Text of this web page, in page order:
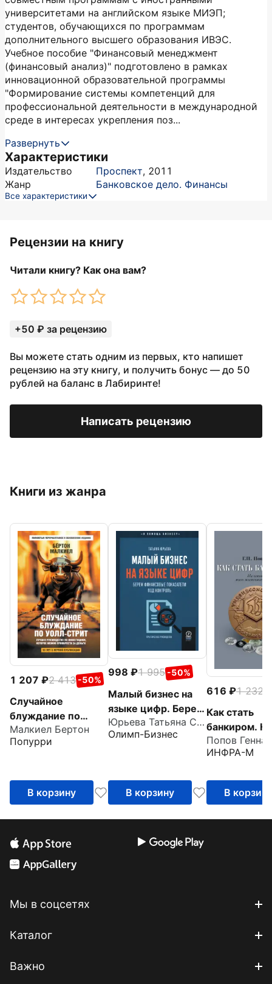
университетами на английском языке МИЭП;
студентов, обучающихся по программам
дополнительного высшего образования ИВЭС.
Учебное пособие "Финансовый менеджмент
(финансовый анализ)" подготовлено в рамках
инновационной образовательной программы
"Формирование системы компетенций для
профессиональной деятельности в международной
среде в интересах укрепления поз...
Развернуть
Характеристики
Издательство Проспект, 2011
Жанр
Банковское дело. Финансы
Все характеристики
Рецензии на книгу
Читали книгу? Как она вам?
+50 ₽ за рецензию
Вы можете стать одним из первых, кто напишет
рецензию на эту книгу, и получить бонус — до 50
рублей на баланс в Лабиринте!
Написать рецензию
Книги из жанра
1 207 2 413 -50%
Случайное
блуждание по
Уолл-стрит.
Лучшее
которое можно
приобрести
Малкиел Бертон
Попурри
В корзину
998 1 995 -50%
Малый бизнес на
языке цифр. Берем
финансовые
показатели под
Юрьева Татьяна Сергеевна
Олимп-Бизнес
В корзину
616 1 232
Как стать
банкиром. На
основе
жизненного
ИНФРА-М
В корзину
Мы в соцсетях
Каталог
Важно